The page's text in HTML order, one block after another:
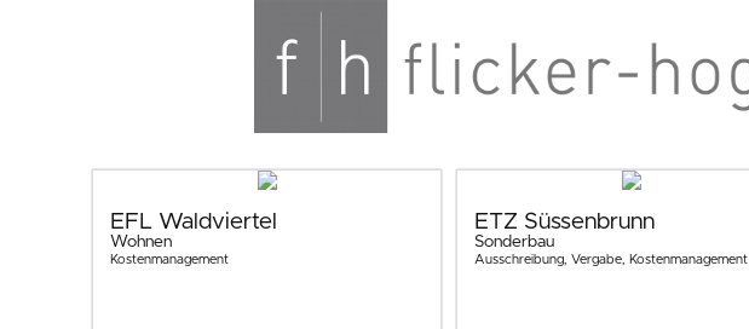
EFL Waldviertel
Wohnen
Kostenmanagement
ETZ Süssenbrunn
Sonderbau
Ausschreibung, Vergabe, Kostenmanagement